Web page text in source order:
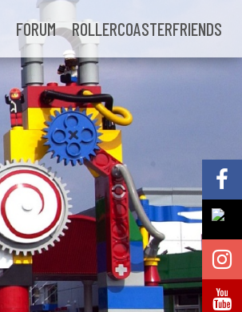
FORUM ROLLERCOASTERFRIENDS
Volg @Pretparkenbe
Volg @Pretparkenbe
Volg @Pretparken.be
Volg @Pretparkenbe